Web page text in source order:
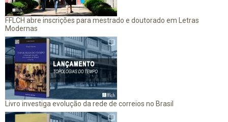
FFLCH abre inscrições para mestrado e doutorado em Letras
Modernas
Livro investiga evolução da rede de correios no Brasil